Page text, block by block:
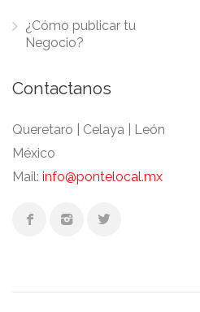
¿Cómo publicar tu
Negocio?
Contactanos
Queretaro | Celaya | León
México
Mail: info@pontelocal.mx